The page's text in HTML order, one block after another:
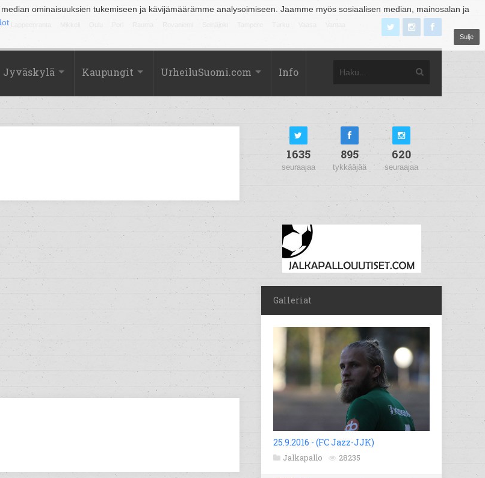
ominaisuuksien tukemiseen ja kävijämäärämme analysoimiseen. Jaamme myös sosiaalisen median, mainosalan ja
Sulje
Jyväskylä Kaupungit UrheiluSuomi.com Info
1635
seuraajaa
895
tykkääjää
620
seuraajaa
Galleriat
25.9.2016 - (FC Jazz-JJK)
Jalkapallo 28235